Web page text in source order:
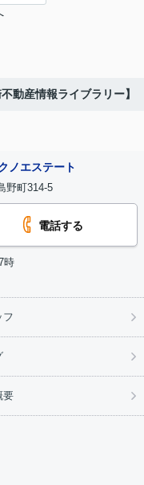
動産情報ライブラリー】
ノエステート
野町314-5
電話する
時
フ
要